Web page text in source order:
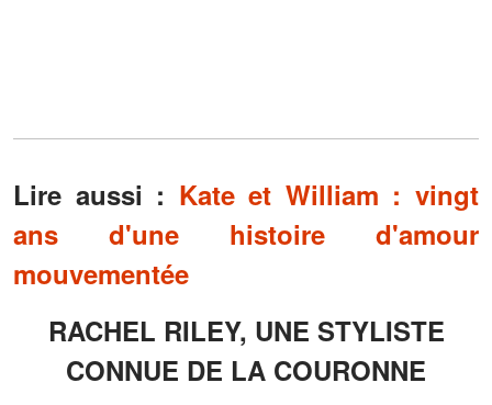
Lire aussi : Kate et William : vingt
ans d'une histoire d'amour
mouvementée
RACHEL RILEY, UNE STYLISTE
CONNUE DE LA COURONNE